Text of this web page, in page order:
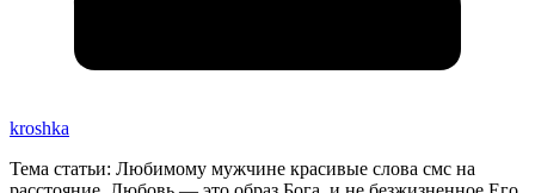
kroshka
Тема статьи: Любимому мужчине красивые слова смс на